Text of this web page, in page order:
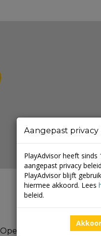
Leaflet
Openingstijden
Aangepast privacy
PlayAdvisor heeft sinds
aangepast privacy
PlayAdvisor blijft
hiermee akkoord. Lees
beleid.